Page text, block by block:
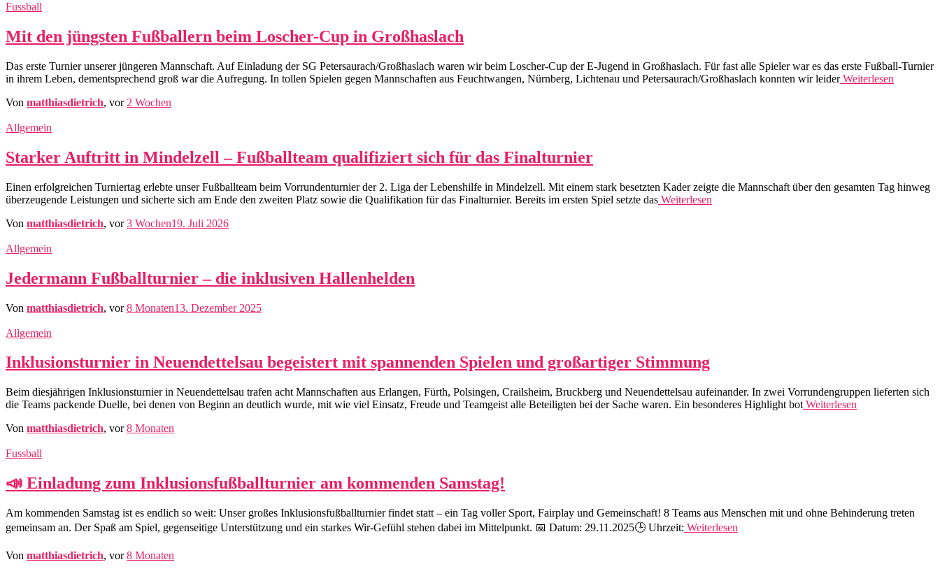
Fussball
Mit den jüngsten Fußballern beim Loscher-Cup in Großhaslach
Das erste Turnier unserer jüngeren Mannschaft. Auf Einladung der SG Petersaurach/Großhaslach waren wir beim Loscher-Cup der E-Jugend in Großhaslach. Für fast alle Spieler war es das erste Fußball-Turnier
in ihrem Leben, dementsprechend groß war die Aufregung. In tollen Spielen gegen Mannschaften aus Feuchtwangen, Nürnberg, Lichtenau und Petersaurach/Großhaslach konnten wir leiderWeiterlesen
Von matthiasdietrich, vor 2 Wochen
Allgemein
Starker Auftritt in Mindelzell – Fußballteam qualifiziert sich für das Finalturnier
Einen erfolgreichen Turniertag erlebte unser Fußballteam beim Vorrundenturnier der 2. Liga der Lebenshilfe in Mindelzell. Mit einem stark besetzten Kader zeigte die Mannschaft über den gesamten Tag hinweg
überzeugende Leistungen und sicherte sich am Ende den zweiten Platz sowie die Qualifikation für das Finalturnier. Bereits im ersten Spiel setzte das Weiterlesen
Von matthiasdietrich, vor3 Wochen19. Juli 2026
Allgemein
Jedermann Fußballturnier – die inklusiven Hallenhelden
Von matthiasdietrich, vor8 Monaten13. Dezember 2025
Allgemein
Inklusionsturnier in Neuendettelsau begeistert mit spannenden Spielen und großartiger Stimmung
Beim diesjährigen Inklusionsturnier in Neuendettelsau trafen acht Mannschaften aus Erlangen, Fürth, Polsingen, Crailsheim, Bruckberg und Neuendettelsau aufeinander. In zwei Vorrundengruppen lieferten sich
die Teams packende Duelle, bei denen von Beginn an deutlich wurde, mit wie viel Einsatz, Freude und Teamgeist alle Beteiligten bei der Sache waren. Ein besonderes Highlight bot Weiterlesen
Von matthiasdietrich, vor8 Monaten
Fussball
📣 Einladung zum Inklusionsfußballturnier am kommenden Samstag!
Am kommenden Samstag ist es endlich so weit: Unser großes Inklusionsfußballturnier findet statt – ein Tag voller Sport, Fairplay und Gemeinschaft! 8 Teams aus Menschen mit und ohne Behinderung treten
gemeinsam an. Der Spaß am Spiel, gegenseitige Unterstützung und ein starkes Wir-Gefühl stehen dabei im Mittelpunkt. 📅 Datum: 29.11.2025🕒 Uhrzeit: Weiterlesen
Von matthiasdietrich, vor8 Monaten